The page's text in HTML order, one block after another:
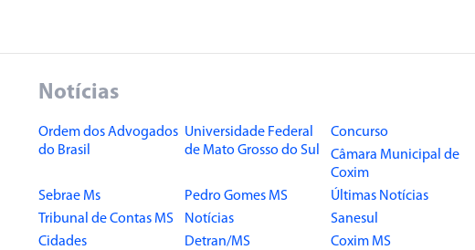
Notícias
Ordem dos Advogados
do Brasil
Universidade Federal
de Mato Grosso do Sul
Concurso
Câmara Municipal de
Coxim
Sebrae Ms
Pedro Gomes MS
Últimas Notícias
Tribunal de Contas MS
Notícias
Sanesul
Cidades
Detran/MS
Coxim MS